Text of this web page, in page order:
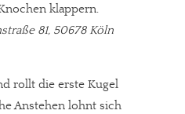
klappern.
81, 50678 Köln
rollt die erste Kugel
Anstehen lohnt sich